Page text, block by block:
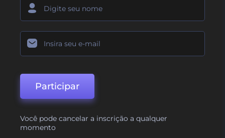
Participar
Você pode cancelar a inscrição a qualquer
momento